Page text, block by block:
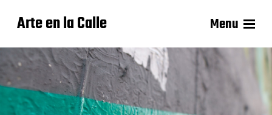
Arte en la Calle Menu